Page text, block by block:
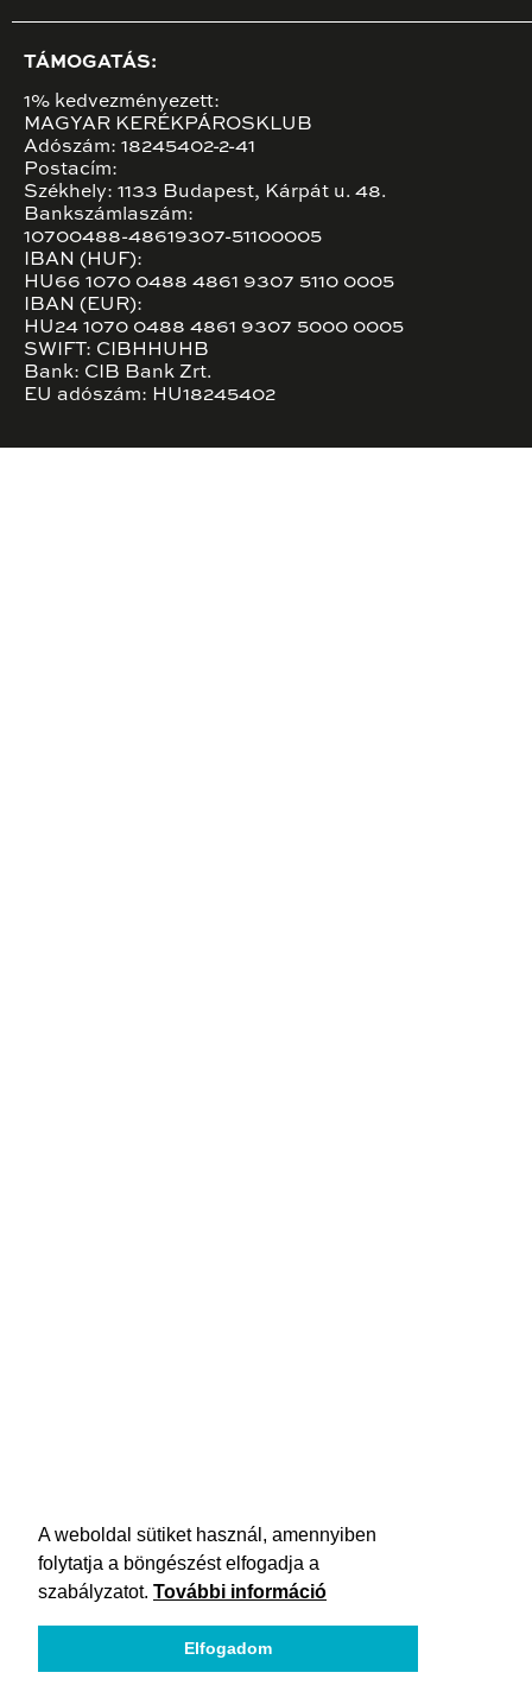
A weboldal sütiket használ, amennyiben
folytatja a böngészést elfogadja a
szabályzatot. További információ
Elfogadom
TÁMOGATÁS:
1% kedvezményezett:
MAGYAR KERÉKPÁROSKLUB
Adószám: 18245402-2-41
Postacím:
Székhely: 1133 Budapest, Kárpát u. 48.
Bankszámlaszám:
10700488-48619307-51100005
IBAN (HUF):
HU66 1070 0488 4861 9307 5110 0005
IBAN (EUR):
HU24 1070 0488 4861 9307 5000 0005
SWIFT: CIBHHUHB
Bank: CIB Bank Zrt.
EU adószám: HU18245402